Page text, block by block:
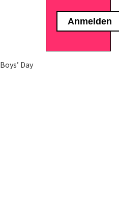
Boys’ Day